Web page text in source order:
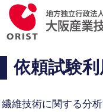
依頼試験
繊維技術に関する分